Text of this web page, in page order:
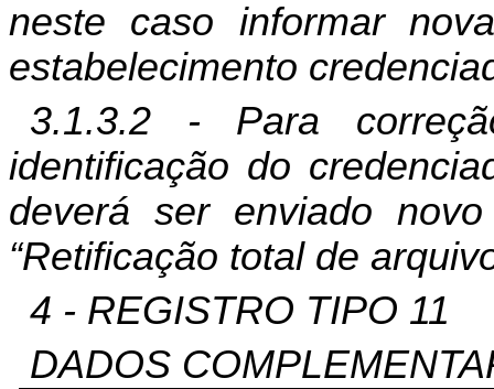
neste caso informar
estabelecimento
3.1.3.2 - Para
identificação do
deverá ser enviado
“Retificação total de
4 - REGISTRO TIPO 11
DADOS